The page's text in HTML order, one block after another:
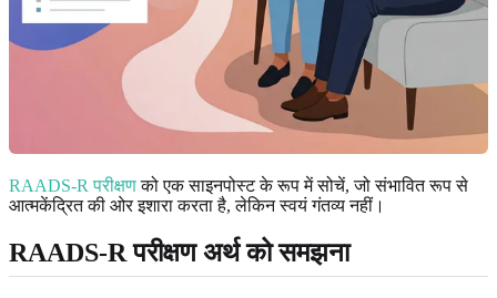
RAADS-R परीक्षणको एक साइनपोस्ट के रूप में सोचें, जो संभावित रूप से
आत्मकेंद्रित की ओर इशारा करता है, लेकिन स्वयं गंतव्य नहीं।
RAADS-R परीक्षण अर्थ को समझना